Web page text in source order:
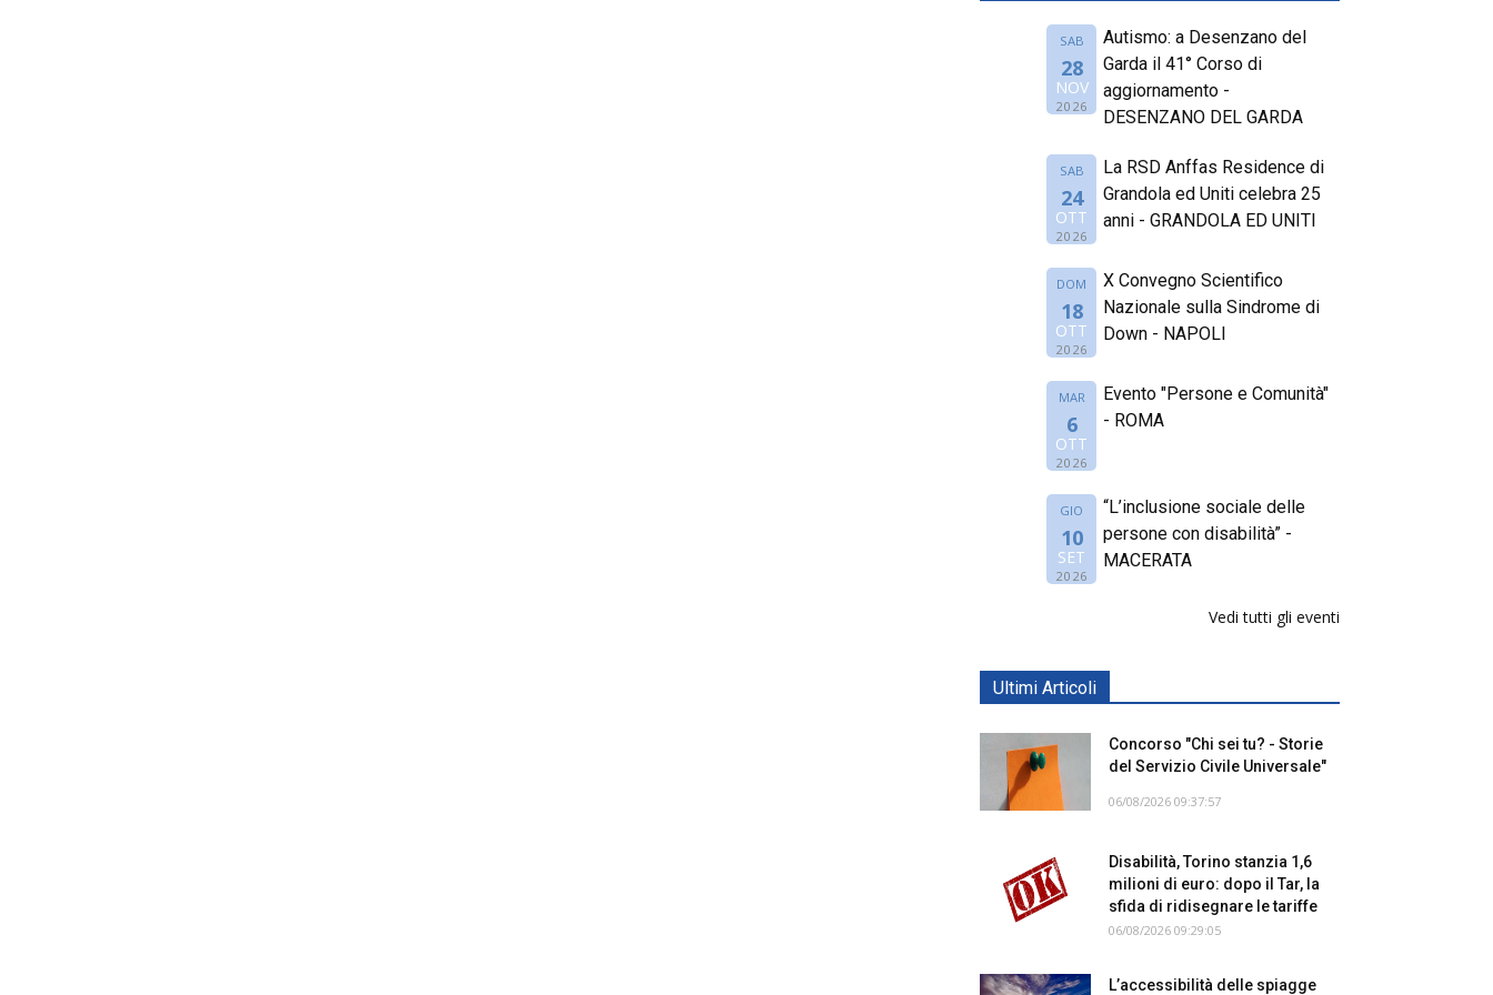
SAB
28
NOV
2026
Autismo: a Desenzano del
Garda il 41° Corso di
aggiornamento -
DESENZANO DEL GARDA
SAB
24
OTT
2026
La RSD Anffas Residence di
Grandola ed Uniti celebra 25
anni - GRANDOLA ED UNITI
DOM
18
OTT
2026
X Convegno Scientifico
Nazionale sulla Sindrome di
Down - NAPOLI
MAR
6
OTT
2026
Evento "Persone e Comunità"
- ROMA
GIO
10
SET
2026
“L’inclusione sociale delle
persone con disabilità” -
MACERATA
Vedi tutti gli eventi
Ultimi Articoli
Concorso "Chi sei tu? - Storie
del Servizio Civile Universale"
06/08/2026 09:37:57
Disabilità, Torino stanzia 1,6
milioni di euro: dopo il Tar, la
sfida di ridisegnare le tariffe
06/08/2026 09:29:05
L’accessibilità delle spiagge